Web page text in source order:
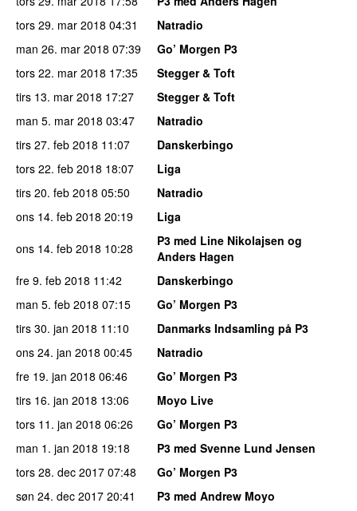
tors 29. mar 2018 04:31
Natradio
man 26. mar 2018 07:39
Go’ Morgen P3
tors 22. mar 2018 17:35
Stegger & Toft
tirs 13. mar 2018 17:27
Stegger & Toft
man 5. mar 2018 03:47
Natradio
tirs 27. feb 2018 11:07
Danskerbingo
tors 22. feb 2018 18:07
Liga
tirs 20. feb 2018 05:50
Natradio
ons 14. feb 2018 20:19
Liga
ons 14. feb 2018 10:28
P3 med Line Nikolajsen og
Anders Hagen
fre 9. feb 2018 11:42
Danskerbingo
man 5. feb 2018 07:15
Go’ Morgen P3
tirs 30. jan 2018 11:10
Danmarks Indsamling på P3
ons 24. jan 2018 00:45
Natradio
fre 19. jan 2018 06:46
Go’ Morgen P3
tirs 16. jan 2018 13:06
Moyo Live
tors 11. jan 2018 06:26
Go’ Morgen P3
man 1. jan 2018 19:18
P3 med Svenne Lund Jensen
tors 28. dec 2017 07:48
Go’ Morgen P3
søn 24. dec 2017 20:41
P3 med Andrew Moyo